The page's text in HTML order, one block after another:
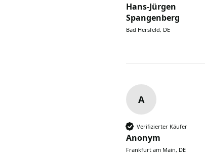
Hans-Jürgen
Spangenberg
Bad Hersfeld, DE
A
Verifizierter Käufer
Anonym
Frankfurt am Main, DE